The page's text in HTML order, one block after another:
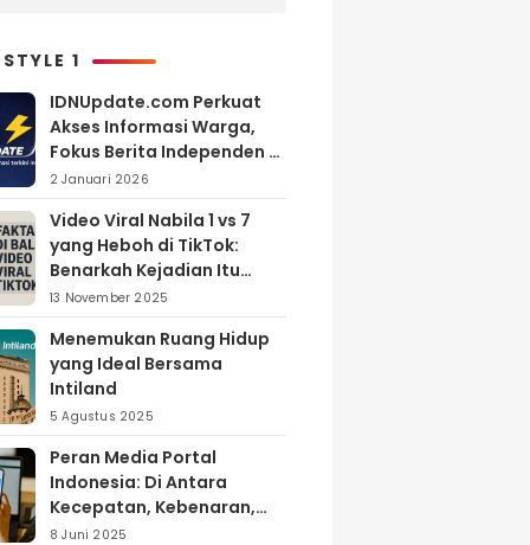
Umroh
1
IDNUpdate.com Perkuat
Akses Informasi Warga,
Fokus Berita Independen di
Kabupaten Banyuasin
2 Januari 2026
Video Viral Nabila 1 vs 7
yang Heboh di TikTok:
Benarkah Kejadian Itu
Nyata?
13 November 2025
Menemukan Ruang Hidup
yang Ideal Bersama
Intiland
5 Agustus 2025
Peran Media Portal
Indonesia: Di Antara
Kecepatan, Kebenaran,
dan Tanggung Jawab
8 Juni 2025